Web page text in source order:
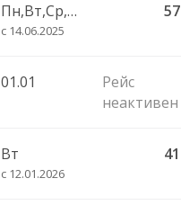
Пн,Вт,Ср,Чт,Пт,Вс
с 14.06.2025
57
01.01
Рейс
неактивен
Вт
с 12.01.2026
41